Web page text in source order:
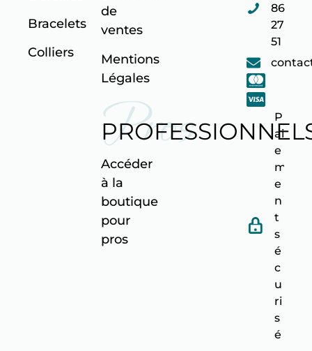
Bracelets
Colliers
de
ventes
Mentions
Légales
Pros
Accéder
à la
boutique
pour
pros
86
27
51
P
ai
e
m
e
n
t
s
é
c
u
ri
s
é